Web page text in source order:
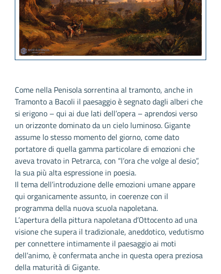
Come nella Penisola sorrentina al tramonto, anche in
Tramonto a Bacoli il paesaggio è segnato dagli alberi che
si erigono – qui ai due lati dell’opera – aprendosi verso
un orizzonte dominato da un cielo luminoso. Gigante
assume lo stesso momento del giorno, come dato
portatore di quella gamma particolare di emozioni che
aveva trovato in Petrarca, con “l’ora che volge al desio”,
la sua più alta espressione in poesia.
Il tema dell’introduzione delle emozioni umane appare
qui organicamente assunto, in coerenze con il
programma della nuova scuola napoletana.
L’apertura della pittura napoletana d’Ottocento ad una
visione che supera il tradizionale, aneddotico, vedutismo
per connettere intimamente il paesaggio ai moti
dell’animo, è confermata anche in questa opera preziosa
della maturità di Gigante.